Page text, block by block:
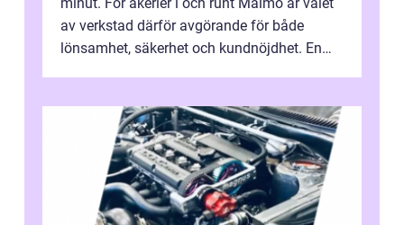
av verkstad därför avgörande för både
lönsamhet, säkerhet och kundnöjdhet. En